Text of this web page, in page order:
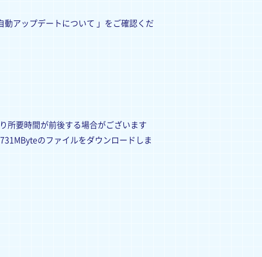
アップデートについて 」をご確認くだ
所要時間が前後する場合がございます
のファイルをダウンロードしま